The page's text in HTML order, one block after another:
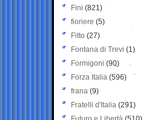
Fini (821)
fioriere (5)
Fitto (27)
Fontana di Trevi (1)
Formigoni (90)
Forza Italia (596)
frana (9)
Fratelli d'Italia (291)